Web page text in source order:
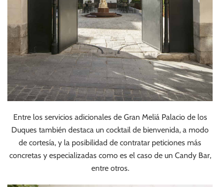
Entre los servicios adicionales de Gran Meliá Palacio de los
Duques también destaca un cocktail de bienvenida, a modo
de cortesía, y la posibilidad de contratar peticiones más
concretas y especializadas como es el caso de un Candy Bar,
entre otros.